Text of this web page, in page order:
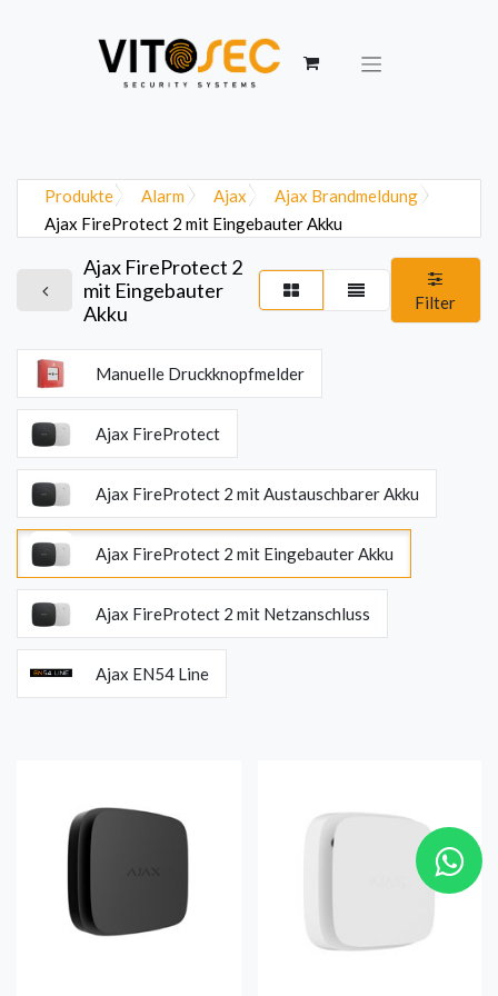
Produkte Alarm Ajax
Ajax Brandmeldung
Ajax FireProtect 2 mit Eingebauter Akku
Ajax FireProtect 2
mit Eingebauter
Akku
Filter
Manuelle Druckknopfmelder
Ajax FireProtect
Ajax FireProtect 2 mit Austauschbarer Akku
Ajax FireProtect 2 mit Eingebauter Akku
Ajax FireProtect 2 mit Netzanschluss
Ajax EN54 Line